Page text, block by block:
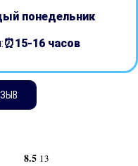
понедельник
⏰15-16 часов
8.5 13